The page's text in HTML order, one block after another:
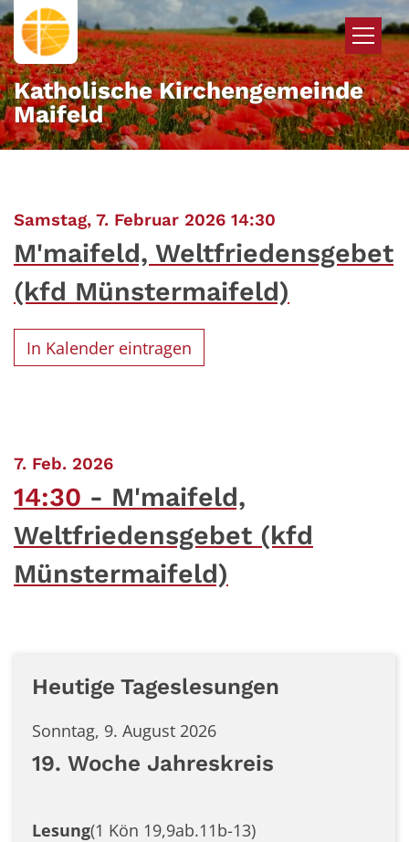
Zum Inhalt springen
Katholische Kirchengemeinde
Maifeld
Samstag, 7. Februar 2026 14:30
M'maifeld, Weltfriedensgebet
(kfd Münstermaifeld)
In Kalender eintragen
7. Feb. 2026:
14:30
M'maifeld,
Weltfriedensgebet (kfd
Münstermaifeld)
Heutige Tageslesungen
Sonntag, 9. August 2026
19. Woche Jahreskreis
Lesung(1 Kön 19,9ab.11b-13)